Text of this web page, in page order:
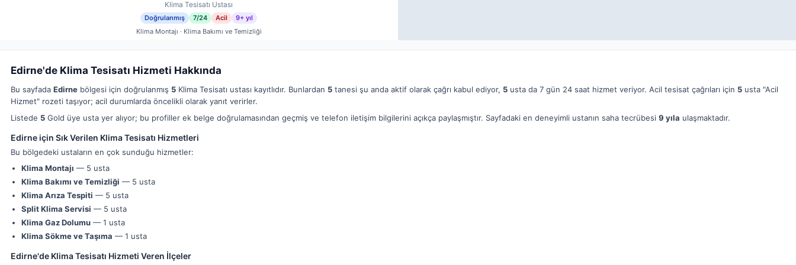
Klima Tesisatı Ustası
Doğrulanmış 7/24 Acil
9+ yıl
Klima Montajı · Klima Bakımı ve Temizliği
Edirne'de Klima Tesisatı Hizmeti Hakkında
Bu sayfada Edirne bölgesi için doğrulanmış 5 Klima Tesisatı ustası kayıtlıdır. Bunlardan 5 tanesi şu anda aktif olarak çağrı kabul ediyor, 5 usta da 7 gün 24 saat hizmet veriyor. Acil tesisat çağrıları için 5 usta "Acil
Hizmet" rozeti taşıyor; acil durumlarda öncelikli olarak yanıt verirler.
Listede 5 Gold üye usta yer alıyor; bu profiller ek belge doğrulamasından geçmiş ve telefon iletişim bilgilerini açıkça paylaşmıştır. Sayfadaki en deneyimli ustanın saha tecrübesi 9 yıla ulaşmaktadır.
Edirne için Sık Verilen Klima Tesisatı Hizmetleri
Bu bölgedeki ustaların en çok sunduğu hizmetler:
Klima Montajı — 5 usta
Klima Bakımı ve Temizliği — 5 usta
Klima Arıza Tespiti — 5 usta
Split Klima Servisi — 5 usta
Klima Gaz Dolumu — 1 usta
Klima Sökme ve Taşıma — 1 usta
Edirne'de Klima Tesisatı Hizmeti Veren İlçeler